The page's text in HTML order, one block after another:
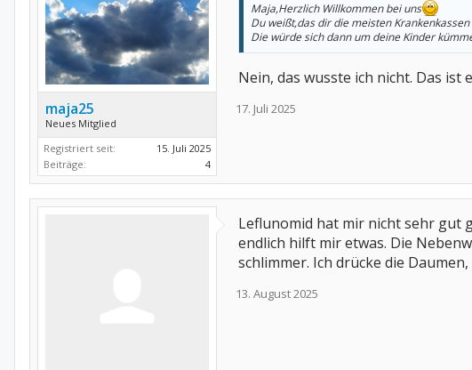
maja25
Neues Mitglied
Registriert seit:
15. Juli 2025
Beiträge:
4
Maja,Herzlich Willkommen bei uns
Du weißt,das dir die meisten
Die würde sich dann um deine Kinder
Nein, das wusste ich nicht. Das ist
17. Juli 2025
Leflunomid hat mir nicht sehr gut
endlich hilft mir etwas. Die
schlimmer. Ich drücke die
13. August 2025